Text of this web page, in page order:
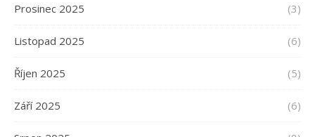
Prosinec 2025 (3)
Listopad 2025 (6)
Říjen 2025 (5)
Září 2025 (6)